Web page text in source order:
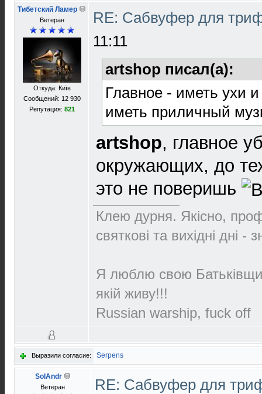
Тибетский Ламер
Ветеран
Откуда: Київ
Сообщений: 12 930
Репутация: 821
RE: Сабвуфер для
11:11
artshop писал(а):
Главное - иметь ухи
иметь приличный
artshop, главное
окружающих, до
это не поверишь
Клею дурня. Якісно,
святкові та вихідні дні -
Я люблю свою
якій живу!!!
Russian warship, fuck off
Выразили согласие: Serpens
SolAndr
Ветеран
RE: Сабвуфер для